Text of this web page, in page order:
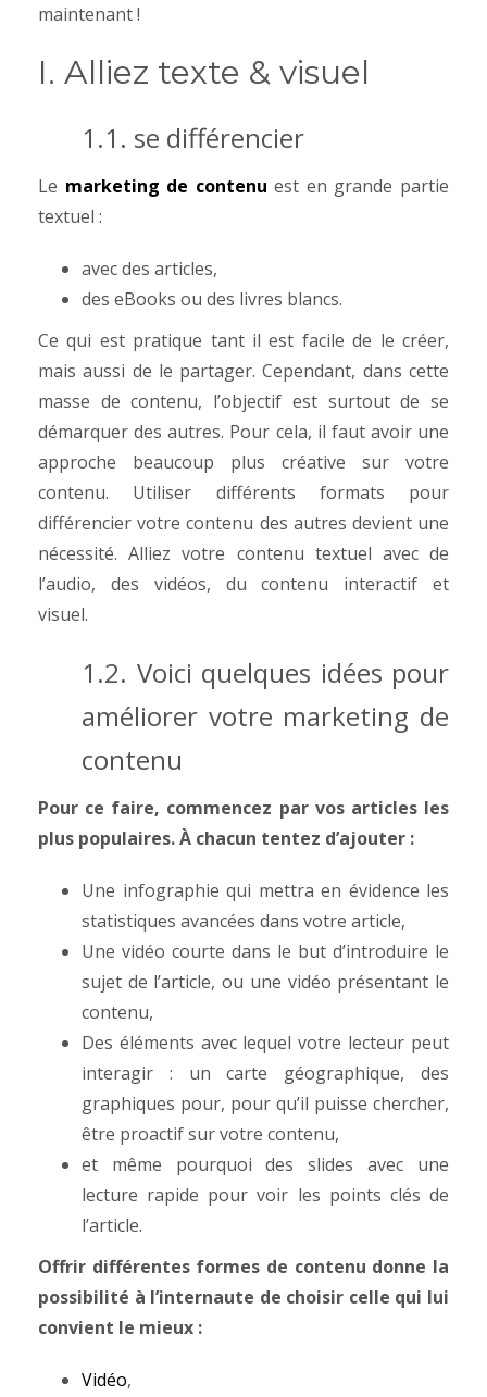
maintenant !
I. Alliez texte & visuel
1.1. se différencier
Le marketing de contenu est en grande partie
textuel :
avec des articles,
des eBooks ou des livres blancs.
Ce qui est pratique tant il est facile de le créer,
mais aussi de le partager.Cependant, dans cette
masse de contenu, l’objectif est surtout de se
démarquer des autres. Pour cela, il faut avoir une
approche beaucoup plus créative sur votre
contenu. Utiliser différents formats pour
différencier votre contenu des autres devient une
nécessité.Alliez votre contenu textuel avec de
l’audio, des vidéos, du contenu interactif et
visuel.
1.2. Voici quelques idées pour
améliorer votre marketing de
contenu
Pour ce faire, commencez par vos articles les
plus populaires. À chacun tentez d’ajouter :
Une infographie qui mettra en évidence les
statistiques avancées dans votre article,
Une vidéo courte dans le but d’introduire le
sujet de l’article, ou une vidéo présentant le
contenu,
Des éléments avec lequel votre lecteur peut
interagir : un carte géographique, des
graphiques pour, pour qu’il puisse chercher,
être proactif sur votre contenu,
et même pourquoi des slides avec une
lecture rapide pour voir les points clés de
l’article.
Offrir différentes formes de contenu donne la
possibilité à l’internaute de choisir celle qui lui
convient le mieux :
Vidéo,